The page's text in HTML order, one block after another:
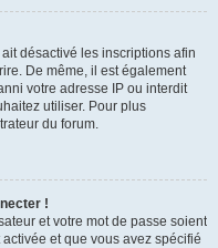
ait désactivé les inscriptions afin
De même, il est également
votre adresse IP ou interdit
utiliser. Pour plus
du forum.
!
et votre mot de passe soient
et que vous avez spécifié